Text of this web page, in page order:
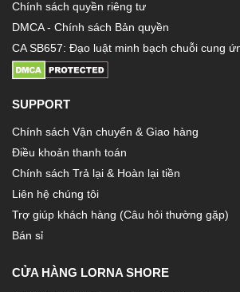
Chính sách quyền riêng tư
DMCA - Chính sách Bản quyền
CA SB657: Đạo luật minh bạch chuỗi cung
SUPPORT
Chính sách Vận chuyển & Giao hàng
Điều khoản thanh toán
Chính sách Trả lại & Hoàn lại tiền
Liên hệ chúng tôi
Trợ giúp khách hàng (Câu hỏi thường gặp)
Bán sỉ
CỬA HÀNG LORNA SHORE